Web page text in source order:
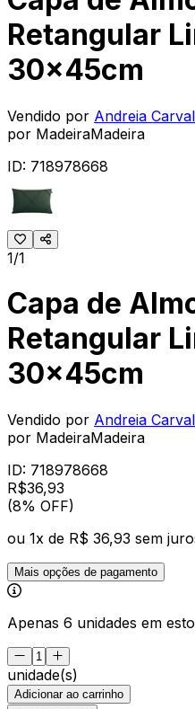
Retangular
30x45cm
Vendido por Andreia
por MadeiraMadeira
ID: 718978668
1/1
Capa de
Retangular
30x45cm
Vendido por Andreia
por MadeiraMadeira
ID: 718978668
R$36,93
(8% OFF)
ou 1x de R$ 36,93 sem
Mais opções de pagamento
Apenas 6 unidades em
unidade(s)
Adicionar ao carrinho